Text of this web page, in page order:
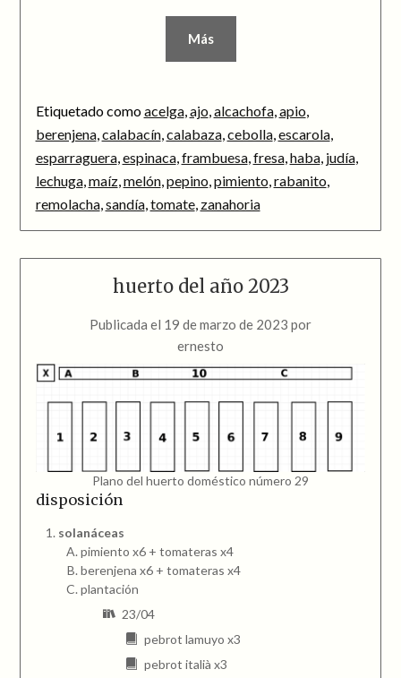
Más
Etiquetado comoacelga,ajo,alcachofa,apio,
berenjena,calabacín,calabaza,cebolla,escarola,
esparraguera,espinaca,frambuesa,fresa,haba, judía,
lechuga,maíz,melón,pepino,pimiento,rabanito,
remolacha,sandía,tomate, zanahoria
huerto del año 2023
Publicada el 19 de marzo de 2023 por
ernesto
Plano del huerto doméstico número 29
disposición
solanáceas
pimiento x6 + tomateras x4
berenjena x6 + tomateras x4
plantación
23/04
pebrot lamuyo x3
pebrot italià x3